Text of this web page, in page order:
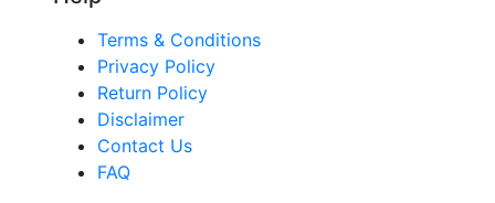
Terms & Conditions
Privacy Policy
Return Policy
Disclaimer
Contact Us
FAQ